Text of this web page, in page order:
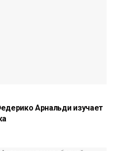
Арнальди изучает